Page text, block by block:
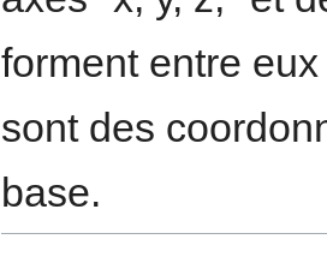
forment entre
sont des
base.